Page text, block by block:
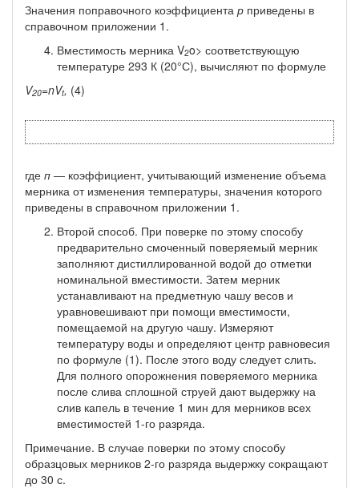
Значения поправочного коэффициента р приведены в
справоч­ном приложении 1.
Вместимость мерника V2o> соответствующую
темпера­туре 293 К (20°С), вычисляют по формуле
V20=nVt, (4)
где п — коэффициент, учитывающий изменение объема
мерника от изменения температуры, значения которого
приведены в справочном приложении 1.
Второй способ. При поверке по этому способу
предва­рительно смоченный поверяемый мерник
заполняют дистиллиро­ванной водой до отметки
номинальной вместимости. Затем мер­ник
устанавливают на предметную чашу весов и
уравновешивают при помощи вместимости,
помещаемой на другую чашу. Измеря­ют
температуру воды и определяют центр равновесия
по фор­муле (1). После этого воду следует слить.
Для полного опорож­нения поверяемого мерника
после слива сплошной струей дают выдержку на
слив капель в течение 1 мин для мерников всех
вме­стимостей 1-го разряда.
Примечание. В случае поверки по этому способу
образцовых мерников 2-го разряда выдержку сокращают
до 30 с.